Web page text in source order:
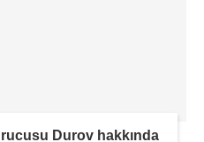
Durov hakkında